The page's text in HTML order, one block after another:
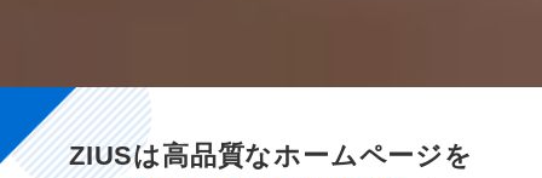
ZIUSは高品質なホームページを